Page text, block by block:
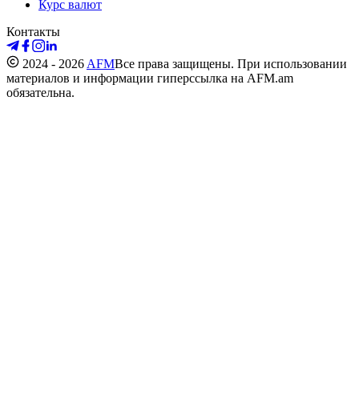
Курс валют
Контакты
2024 - 2026 AFMВсе права защищены. При использовании
материалов и информации гиперссылка на AFM.am
обязательна.